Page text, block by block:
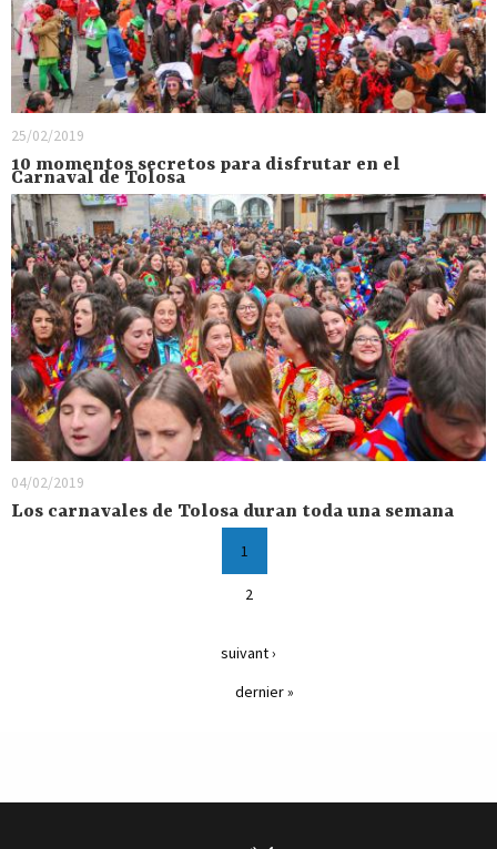
25/02/2019
10 momentos secretos para disfrutar en el
Carnaval de Tolosa
04/02/2019
Los carnavales de Tolosa duran toda una semana
1
2
suivant ›
dernier »